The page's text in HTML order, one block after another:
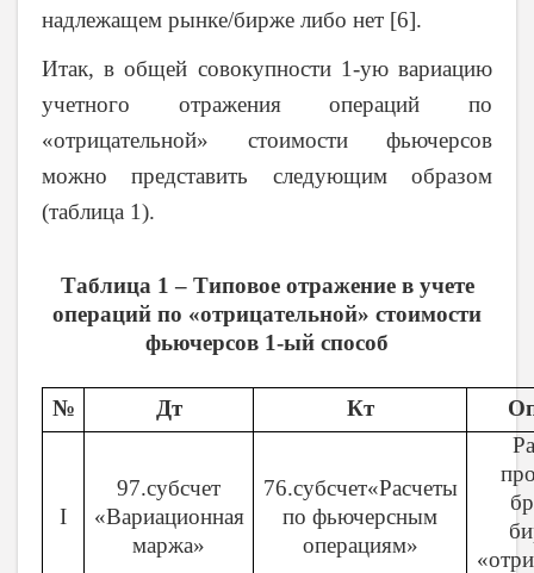
надлежащем рынке/бирже либо нет [6].
Итак, в общей совокупности 1-ую вариацию
учетного отражения операций по
«отрицательной» стоимости фьючерсов
можно представить следующим образом
(таблица 1).
Таблица 1 – Типовое отражение в учете
операций по «отрицательной» стоимости
фьючерсов 1-ый способ
№ Дт Кт
I
97.субсчет
«Вариационная
маржа»
76.субсчет«Расчеты
по фьючерсным
операциям»